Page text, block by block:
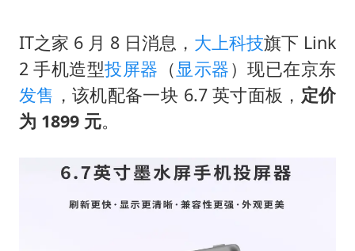
四川宜宾市高县4.9级地震致1人死亡
全球首个长时储能一体化产业园量产
欧阳娜娜窦靖童好搭
IT之家 6 月 8 日消息， 大上科技旗下 Link
2 手机造型投屏器 （显示器）现已在京东
发售 ，该机配备一块 6.7 英寸面板， 定价
为 1899 元。